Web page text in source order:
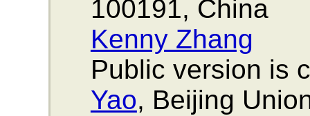
100191, China
Kenny Zhang
Public version is
Yao, Beijing